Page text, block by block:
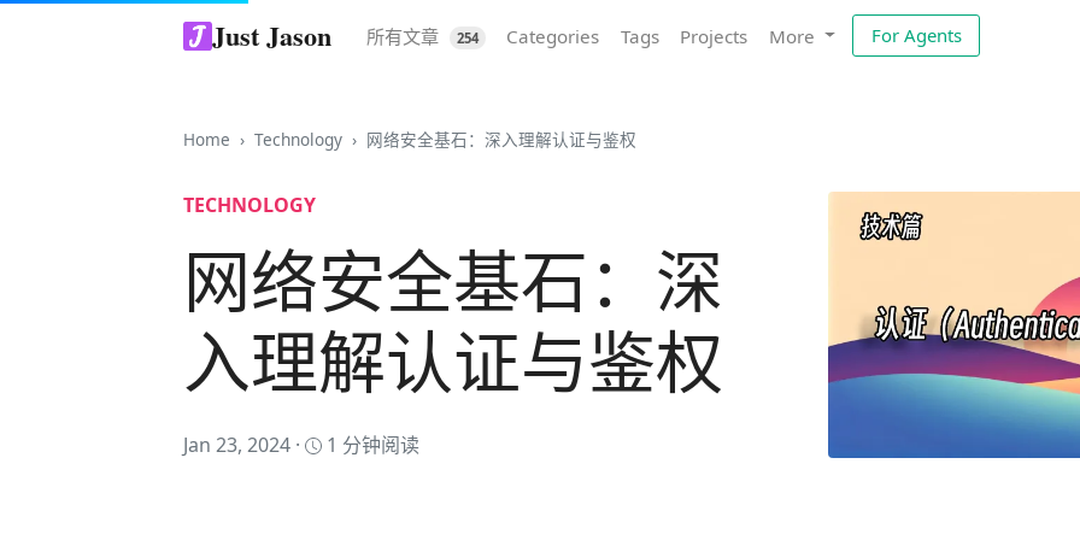
Just Jason 所有文章 254 Categories Tags Projects More For Agents
Home Technology 网络安全基石：深入理解认证与鉴权
TECHNOLOGY
网络安全基石：深
入理解认证与鉴权
Jan 23, 2024 · 1 分钟阅读